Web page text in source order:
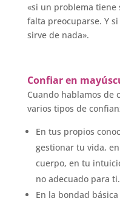
«si un problema tiene
falta preocuparse. Y
sirve de nada».
Confiar en
Cuando hablamos de
varios tipos de
En tus propios
gestionar tu vida,
cuerpo, en tu
no adecuado para ti.
En la bondad